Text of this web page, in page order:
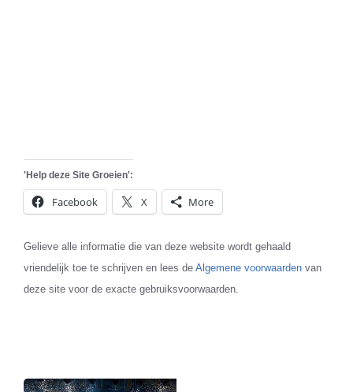
'Help deze Site Groeien':
Facebook X More
Gelieve alle informatie die van deze website wordt gehaald
vriendelijk toe te schrijven en lees de Algemene voorwaarden van
deze site voor de exacte gebruiksvoorwaarden.